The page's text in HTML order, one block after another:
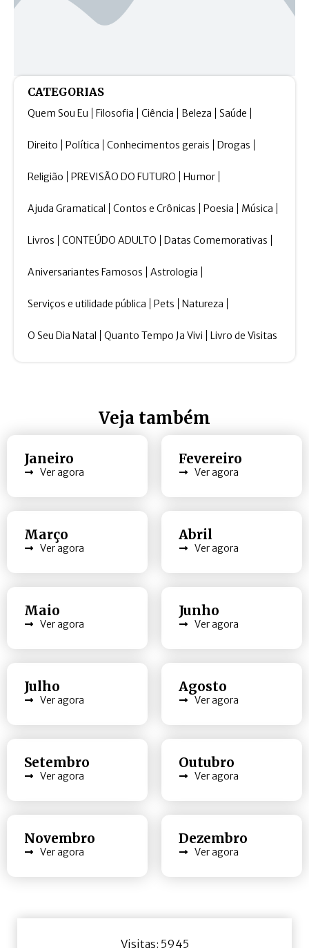
CATEGORIAS
Quem Sou Eu Filosofia Ciência Beleza Saúde
Direito Política Conhecimentos gerais Drogas
Religião PREVISÃO DO FUTURO Humor
Ajuda Gramatical Contos e Crônicas Poesia Música
Livros CONTEÚDO ADULTO Datas Comemorativas
Aniversariantes Famosos Astrologia
Serviços e utilidade pública Pets Natureza
O Seu Dia Natal Quanto Tempo Ja Vivi Livro de Visitas
Veja também
Janeiro
Ver agora
Fevereiro
Ver agora
Março
Ver agora
Abril
Ver agora
Maio
Ver agora
Junho
Ver agora
Julho
Ver agora
Agosto
Ver agora
Setembro
Ver agora
Outubro
Ver agora
Novembro
Ver agora
Dezembro
Ver agora
Visitas: 5945